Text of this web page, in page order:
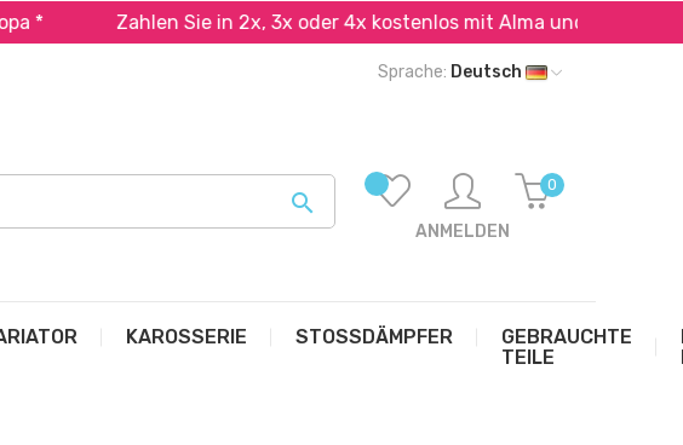
Zahlen Sie in 2x, 3x oder 4x kostenlos mit Alma und PayPal*
Sprache: Deutsch

ANMELDEN
0
KAROSSERIE STOSSDÄMPFER
GEBRAUCHTE
TEILE